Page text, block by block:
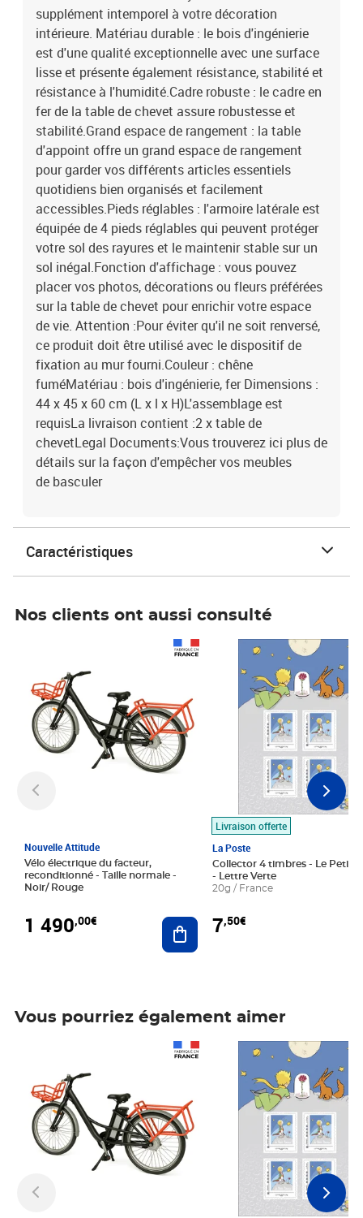
utilisé avec le dispositif de fixation au mur fourni.Couleur : chêne
fuméMatériau : bois d'ingénierie, fer Dimensions : 44 x 45 x 60 cm
(L x l x H)L'assemblage est requisLa livraison contient :2 x table de
chevetLegal Documents:Vous trouverez ici plus de détails sur la
façon d'empêcher vos meubles de basculer
supplément intemporel à votre décoration
intérieure. Matériau durable : le bois d'ingénierie
est d'une qualité exceptionnelle avec une surface
lisse et présente également résistance, stabilité et
résistance à l'humidité.Cadre robuste : le cadre en
fer de la table de chevet assure robustesse et
stabilité.Grand espace de rangement : la table
d'appoint offre un grand espace de rangement
pour garder vos différents articles essentiels
quotidiens bien organisés et facilement
accessibles.Pieds réglables : l'armoire latérale est
équipée de 4 pieds réglables qui peuvent protéger
votre sol des rayures et le maintenir stable sur un
sol inégal.Fonction d'affichage : vous pouvez
placer vos photos, décorations ou fleurs préférées
sur la table de chevet pour enrichir votre espace
de vie. Attention :Pour éviter qu'il ne soit renversé,
ce produit doit être utilisé avec le dispositif de
fixation au mur fourni.Couleur : chêne
fuméMatériau : bois d'ingénierie, fer Dimensions :
44 x 45 x 60 cm (L x l x H)L'assemblage est
requisLa livraison contient :2 x table de
chevetLegal Documents:Vous trouverez ici plus de
détails sur la façon d'empêcher vos meubles
de basculer
Caractéristiques
Nos clients ont aussi consulté
Nouvelle Attitude
Vélo électrique du facteur,
reconditionné - Taille normale -
Noir/ Rouge
1 490,00€ Ajouter au panier
Livraison offerte
La Poste
Collector 4 timbres - Le Petit
- Lettre Verte
20g / France
7,50€
Prix 7,50€
Vous pourriez également aimer
Prix 7,50€